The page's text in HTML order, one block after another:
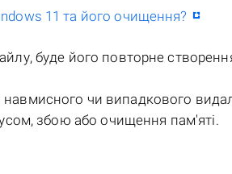
11 та його очищення?
буде його повторне
навмисного чи випадкового
збою або очищення пам'яті.